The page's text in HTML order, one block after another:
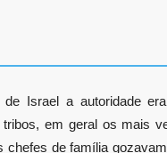
de Israel a autoridade
em geral os mais
chefes de família